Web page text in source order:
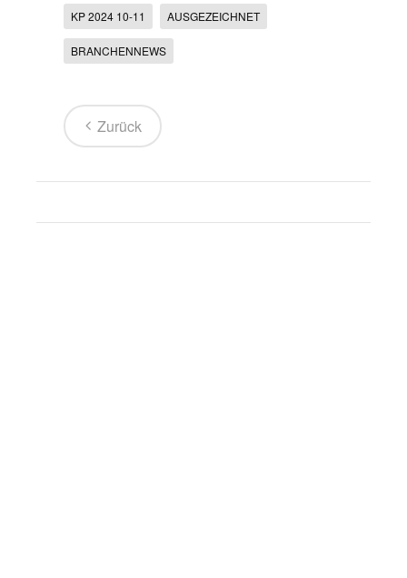
KP 2024 10-11 AUSGEZEICHNET
BRANCHENNEWS
Zurück